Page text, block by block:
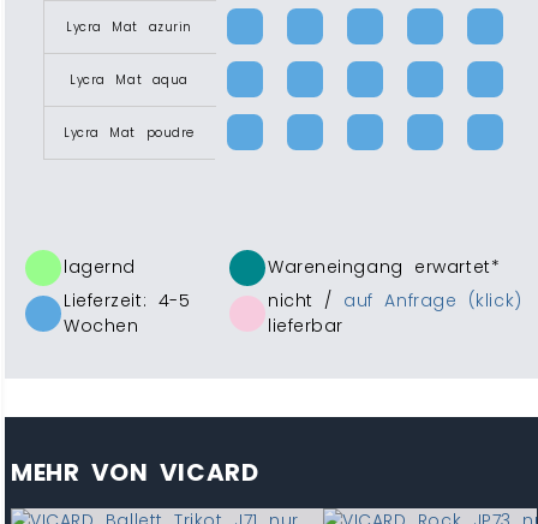
Lycra Mat azurin
Lycra Mat aqua
Lycra Mat poudre
lagernd
Wareneingang erwartet*
Lieferzeit: 4-5
Wochen
nicht / auf Anfrage (klick)
lieferbar
MEHR VON VICARD